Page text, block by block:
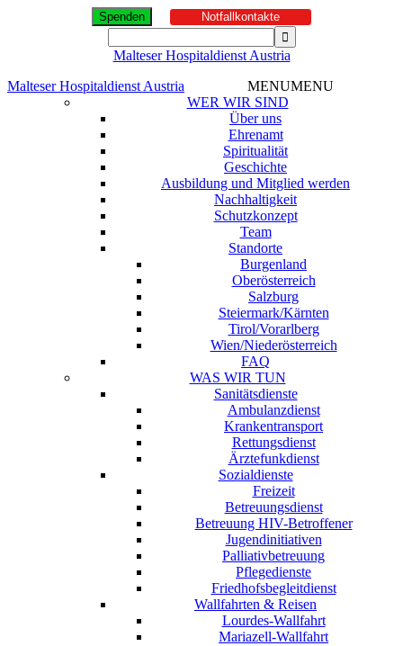
Spenden Notfallkontakte
Malteser Hospitaldienst Austria
Malteser Hospitaldienst Austria
MENUMENU
WER WIR SIND
Über uns
Ehrenamt
Spiritualität
Geschichte
Ausbildung und Mitglied werden
Nachhaltigkeit
Schutzkonzept
Team
Standorte
Burgenland
Oberösterreich
Salzburg
Steiermark/Kärnten
Tirol/Vorarlberg
Wien/Niederösterreich
FAQ
WAS WIR TUN
Sanitätsdienste
Ambulanzdienst
Krankentransport
Rettungsdienst
Ärztefunkdienst
Sozialdienste
Freizeit
Betreuungsdienst
Betreuung HIV-Betroffener
Jugendinitiativen
Palliativbetreuung
Pflegedienste
Friedhofsbegleitdienst
Wallfahrten & Reisen
Lourdes-Wallfahrt
Mariazell-Wallfahrt